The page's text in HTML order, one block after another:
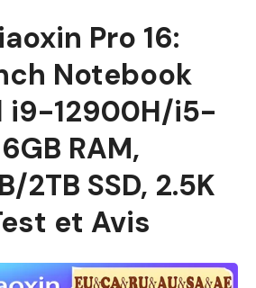
Pro 16:
Notebook
i9-12900H/i5-
RAM,
2TB SSD, 2.5K
et Avis